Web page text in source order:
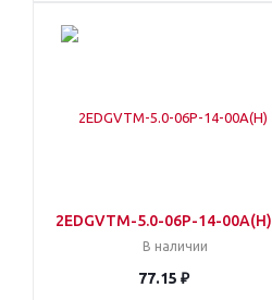
2EDGVTM-5.0-06P-14-00A(H)
В наличии
77.15 ₽